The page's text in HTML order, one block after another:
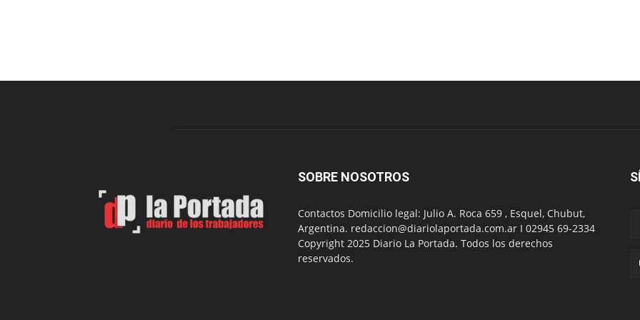
SOBRE NOSOTROS
Contactos Domicilio legal: Julio A. Roca 659 , Esquel, Chubut,
Argentina. redaccion@diariolaportada.com.ar I 02945 69-2334
Copyright 2025 Diario La Portada. Todos los derechos
reservados.